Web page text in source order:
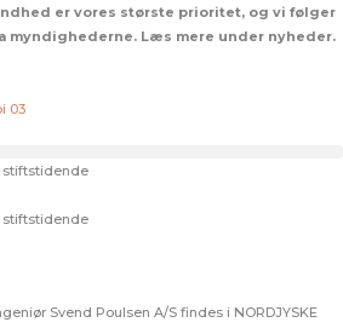
er vores største prioritet, og vi følger
myndighederne. Læs mere under nyheder.
stiftstidende
stiftstidende
Svend Poulsen A/S findes i NORDJYSKE